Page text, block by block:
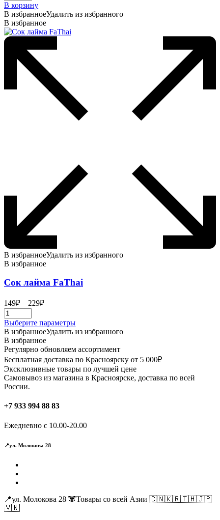
В корзину
В избранноеУдалить из избранного
В избранное
В избранноеУдалить из избранного
В избранное
Сок лайма FaThai
149₽ – 229₽Диапазон
149₽
–
229₽
Выберите параметрыЭтот
товар
несколько
вариаций.
Опции
можно
выбрать
В избранноеУдалить из избранного
В избранное
Регулярно обновляем ассортимент
Бесплатная доставка по Красноярску от 5 000₽
Эксклюзивные товары по лучшей цене
Самовывоз из магазина в Красноярске, доставка по всей
России.
+7 933 994 88 83
Ежедневно с 10.00-20.00
📍ул. Молокова 28
📍ул. Молокова 28 🐼Товары со всей Азии 🇨🇳🇰🇷🇹🇭🇯🇵
🇻🇳